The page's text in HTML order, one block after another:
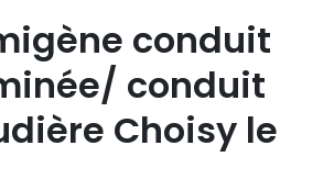
conduit
conduit
Choisy le